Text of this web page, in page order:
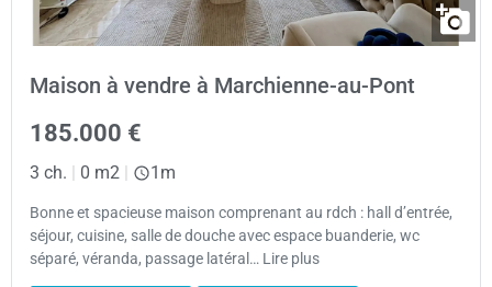
Maison à vendre à Marchienne-au-Pont
185.000 €
3 ch. | 0 m2 | 1m
Bonne et spacieuse maison comprenant au rdch : hall d’entrée,
séjour, cuisine, salle de douche avec espace buanderie, wc
séparé, véranda, passage latéral… Lire plus